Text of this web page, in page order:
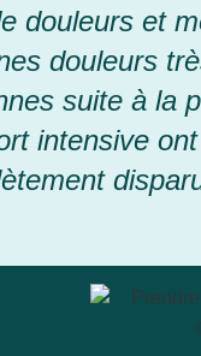
douleurs et
douleurs
suite à la
intensive ont